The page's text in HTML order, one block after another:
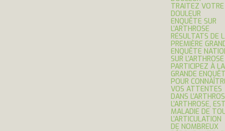
TRAITEZ VOTRE
DOULEUR
ENQUÊTE SUR
L’ARTHROSE
RÉSULTATS DE
PREMIÈRE
ENQUÊTE
SUR L’ARTHROSE
PARTICIPEZ À LA
GRANDE
POUR
VOS ATTENTES
DANS
L’ARTHROSE,
MALADIE DE
L’ARTICULATION
DE NOMBREUX